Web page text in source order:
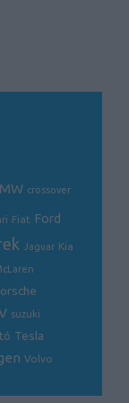
crossover
Fiat Ford
Jaguar Kia
suzuki
Tesla
Volvo